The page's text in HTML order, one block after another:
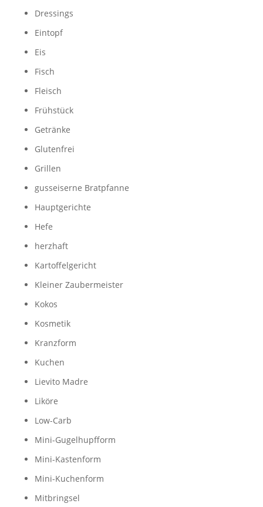
Dressings
Eintopf
Eis
Fisch
Fleisch
Frühstück
Getränke
Glutenfrei
Grillen
gusseiserne Bratpfanne
Hauptgerichte
Hefe
herzhaft
Kartoffelgericht
Kleiner Zaubermeister
Kokos
Kosmetik
Kranzform
Kuchen
Lievito Madre
Liköre
Low-Carb
Mini-Gugelhupfform
Mini-Kastenform
Mini-Kuchenform
Mitbringsel